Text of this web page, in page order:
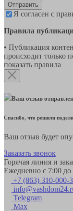
Отправить
Я согласен с
Правила
• Публикация
происходит только
показать правила
Ваш отзыв
Спасибо, что решили
Ваш отзыв будет
Заказать звонок
Горячая линия и
Ежедневно с 7:00 до
+7 (863) 310-000-3
Telegram
Max